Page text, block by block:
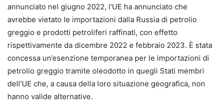
annunciato nel giugno 2022, l’UE ha annunciato che
avrebbe vietato le importazioni dalla Russia di petrolio
greggio e prodotti petroliferi raffinati, con effetto
rispettivamente da dicembre 2022 e febbraio 2023. È stata
concessa un’esenzione temporanea per le importazioni di
petrolio greggio tramite oleodotto in quegli Stati membri
dell’UE che, a causa della loro situazione geografica, non
hanno valide alternative.